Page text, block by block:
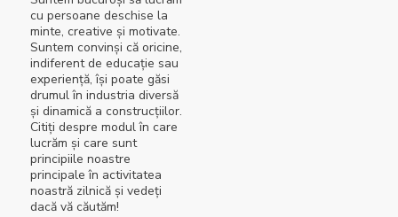
cu persoane deschise la
minte, creative și motivate.
Suntem convinși că oricine,
indiferent de educație sau
experiență, își poate găsi
drumul în industria diversă
și dinamică a construcțiilor.
Citiți despre modul în care
lucrăm și care sunt
principiile noastre
principale în activitatea
noastră zilnică și vedeți
dacă vă căutăm!